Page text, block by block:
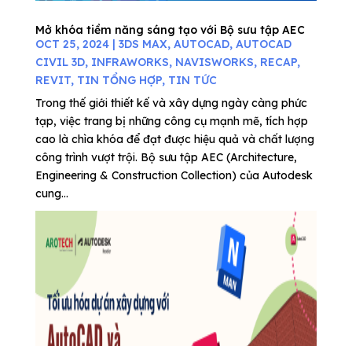
Mở khóa tiềm năng sáng tạo với Bộ sưu tập AEC
OCT 25, 2024| 3DS MAX, AUTOCAD, AUTOCAD
CIVIL 3D, INFRAWORKS, NAVISWORKS, RECAP,
REVIT, TIN TỔNG HỢP, TIN TỨC
Trong thế giới thiết kế và xây dựng ngày càng phức
tạp, việc trang bị những công cụ mạnh mẽ, tích hợp
cao là chìa khóa để đạt được hiệu quả và chất lượng
công trình vượt trội. Bộ sưu tập AEC (Architecture,
Engineering & Construction Collection) của Autodesk
cung...